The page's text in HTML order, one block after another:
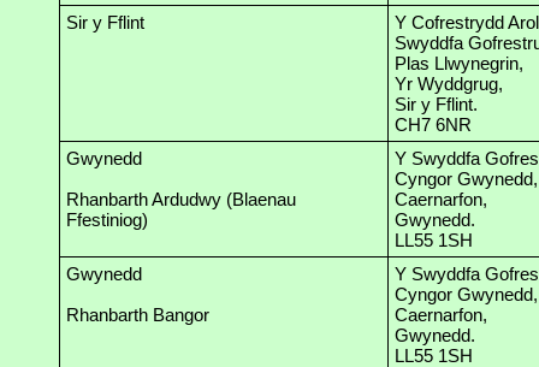
Sir y Fflint
Y Cofrestrydd
Swyddfa
Plas Llwynegrin,
Yr Wyddgrug,
Sir y Fflint.
CH7 6NR
Gwynedd
Rhanbarth Ardudwy (Blaenau
Ffestiniog)
Y Swyddfa
Cyngor Gwynedd,
Caernarfon,
Gwynedd.
LL55 1SH
Gwynedd
Rhanbarth Bangor
Y Swyddfa
Cyngor Gwynedd,
Caernarfon,
Gwynedd.
LL55 1SH